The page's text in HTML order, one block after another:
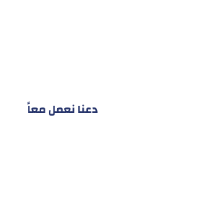
دعنا نعمل معاً